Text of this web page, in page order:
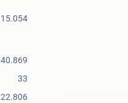
15.054
40.869
33
22.806